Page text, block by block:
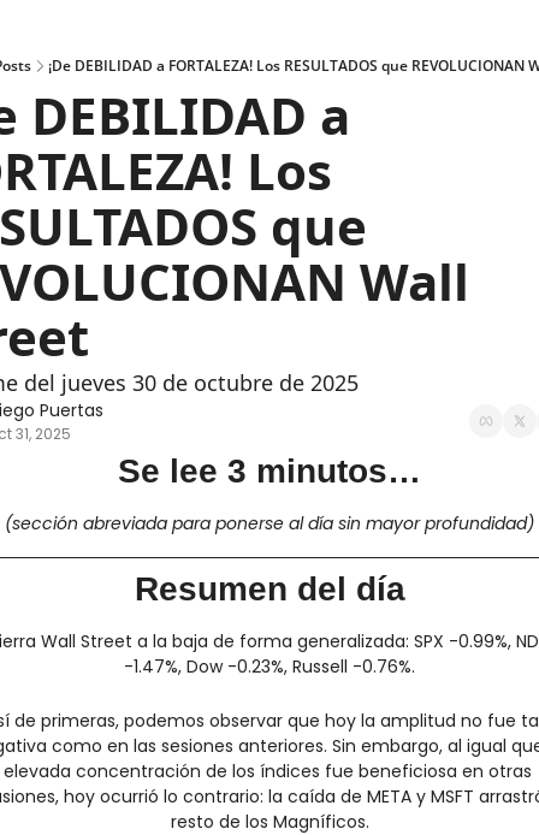
¡De DEBILIDAD a FORTALEZA! Los RESULTADOS que REVOLUCIONAN
DEBILIDAD a
Los
que
Wall
del jueves 30 de octubre de 2025
Puertas
31, 2025
Se lee 3 minutos…
(sección abreviada para ponerse al día sin mayor profundidad)
Resumen del día
Wall Street a la baja de forma generalizada: SPX -0.99%,
-1.47%, Dow -0.23%, Russell -0.76%.
de primeras, podemos observar que hoy la amplitud no fue
como en las sesiones anteriores. Sin embargo, al igual
elevada concentración de los índices fue beneficiosa en otras
hoy ocurrió lo contrario: la caída de META y MSFT
resto de los Magníficos.